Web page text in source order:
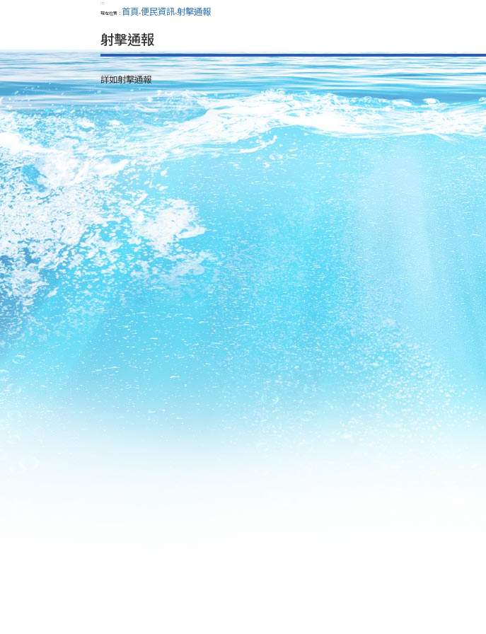
:::
現在位置： 首頁>便民資訊>射擊通報
射擊通報
詳如射擊通報